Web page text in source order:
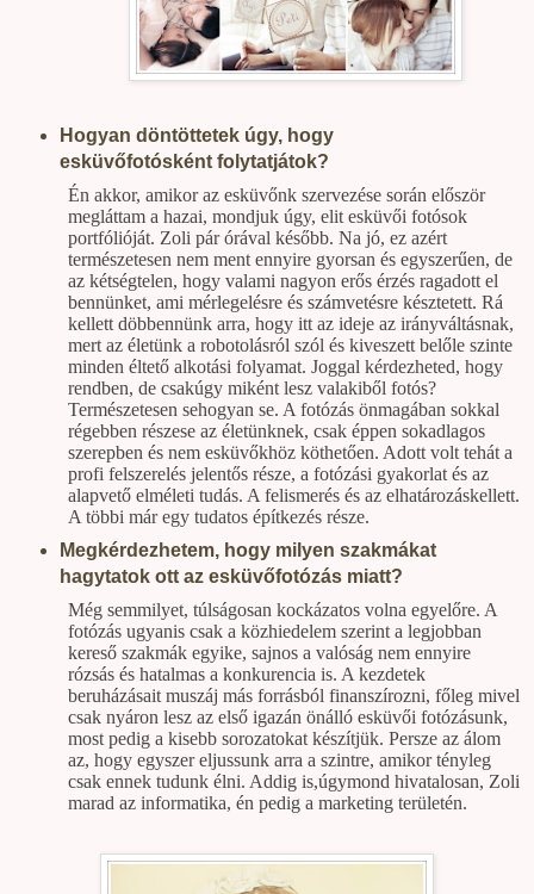
Hogyan döntöttetek úgy, hogy
esküvőfotósként folytatjátok?
Én akkor, amikor az esküvőnk szervezése során először
megláttam a hazai, mondjuk úgy, elit esküvői fotósok
portfólióját. Zoli pár órával később. Na jó, ez azért
természetesen nem ment ennyire gyorsan és egyszerűen, de
az kétségtelen, hogy valami nagyon erős érzés ragadott el
bennünket, ami mérlegelésre és számvetésre késztetett. Rá
kellett döbbennünk arra, hogy itt az ideje az irányváltásnak,
mert az életünk a robotolásról szól és kiveszett belőle szinte
minden éltető alkotási folyamat. Joggal kérdezheted, hogy
rendben, de csakúgy miként lesz valakiből fotós?
Természetesen sehogyan se. A fotózás önmagában sokkal
régebben részese az életünknek, csak éppen sokadlagos
szerepben és nem esküvőkhöz köthetően. Adott volt tehát a
profi felszerelés jelentős része, a fotózási gyakorlat és az
alapvető elméleti tudás. A felismerés és az elhatározáskellett.
A többi már egy tudatos építkezés része.
Megkérdezhetem, hogy milyen szakmákat
hagytatok ott az esküvőfotózás miatt?
Még semmilyet, túlságosan kockázatos volna egyelőre. A
fotózás ugyanis csak a közhiedelem szerint a legjobban
kereső szakmák egyike, sajnos a valóság nem ennyire
rózsás és hatalmas a konkurencia is. A kezdetek
beruházásait muszáj más forrásból finanszírozni, főleg mivel
csak nyáron lesz az első igazán önálló esküvői fotózásunk,
most pedig a kisebb sorozatokat készítjük. Persze az álom
az, hogy egyszer eljussunk arra a szintre, amikor tényleg
csak ennek tudunk élni. Addig is,úgymond hivatalosan, Zoli
marad az informatika, én pedig a marketing területén.